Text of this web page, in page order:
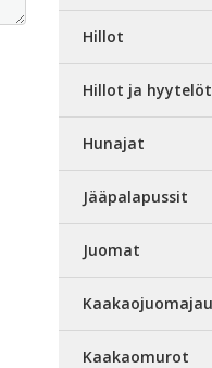
Hillot
Hillot ja hyytelöt
Hunajat
Jääpalapussit
Juomat
Kaakaomurot